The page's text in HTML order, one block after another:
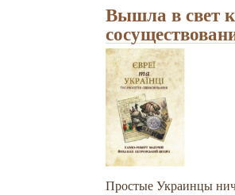
Вышла в свет
Простые Украинцы